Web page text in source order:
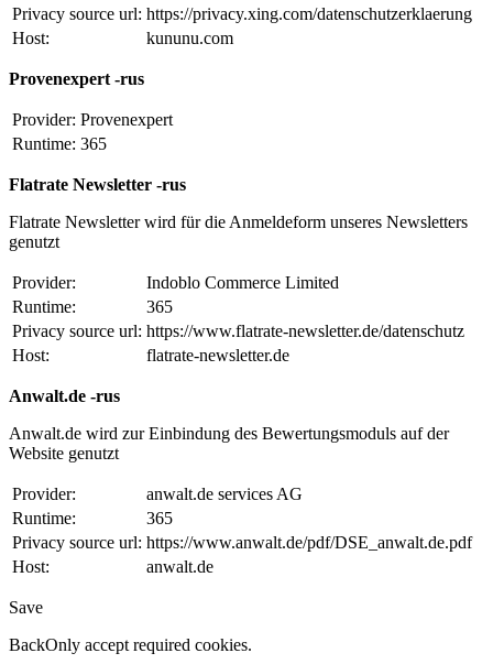
Privacy source url: https://privacy.xing.com/datenschutzerklaerung
Host:
kununu.com
Provenexpert -rus
Provider: Provenexpert
Runtime: 365
Flatrate Newsletter -rus
Flatrate Newsletter wird für die Anmeldeform unseres Newsletters
genutzt
Provider:
Indoblo Commerce Limited
Runtime:
365
Privacy source url: https://www.flatrate-newsletter.de/datenschutz
Host:
flatrate-newsletter.de
Anwalt.de -rus
Anwalt.de wird zur Einbindung des Bewertungsmoduls auf der
Website genutzt
Provider:
anwalt.de services AG
Runtime:
365
Privacy source url: https://www.anwalt.de/pdf/DSE_anwalt.de.pdf
Host:
anwalt.de
Save
BackOnly accept required cookies.